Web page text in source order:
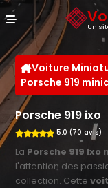
Un
Voiture
Porsche 919
Porsche 919 ixo
5.0 (70 avis)
La Porsche 919 Ixo
l'attention des
collection. Cette
Panneau de gestion des cookies